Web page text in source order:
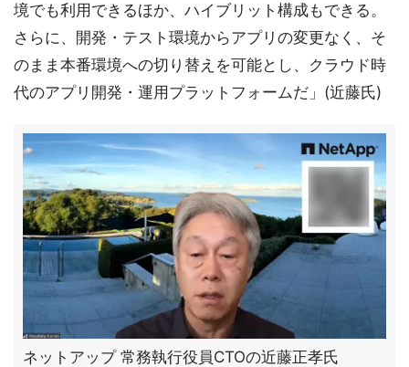
境でも利用できるほか、ハイブリット構成もできる。
さらに、開発・テスト環境からアプリの変更なく、そ
のまま本番環境への切り替えを可能とし、クラウド時
代のアプリ開発・運用プラットフォームだ」(近藤氏)
ネットアップ 常務執行役員CTOの近藤正孝氏